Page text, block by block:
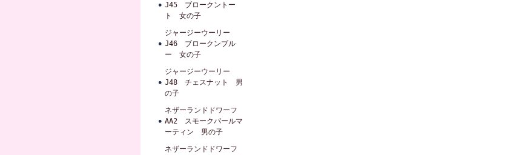
J45 ブロークントー
ト 女の子
ジャージーウーリー
J46 ブロークンブル
ー 女の子
ジャージーウーリー
J48 チェスナット 男
の子
ネザーランドドワーフ
AA2 スモークパールマ
ーティン 男の子
ネザーランドドワーフ